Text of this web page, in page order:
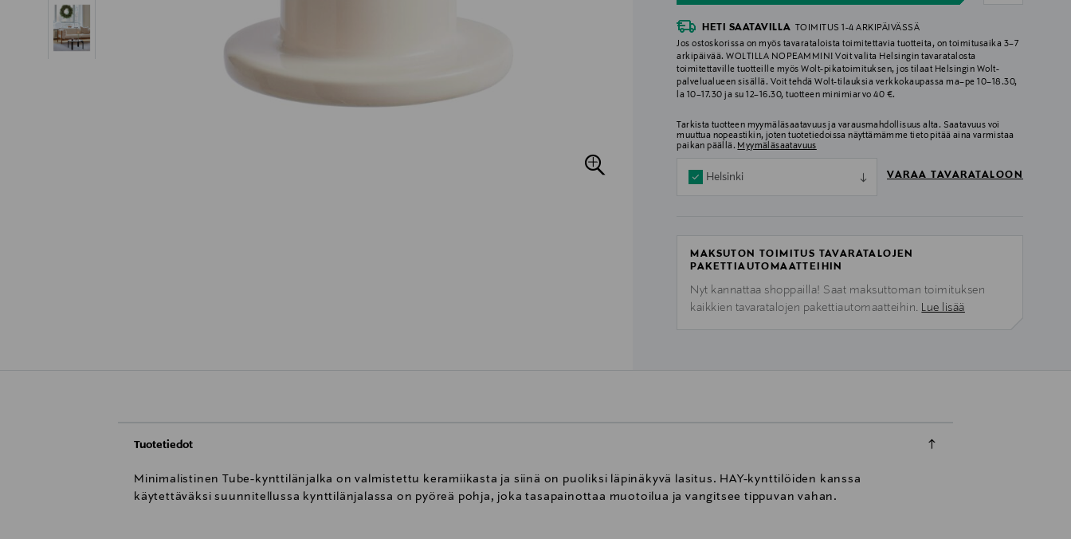
HETI SAATAVILLA
TOIMITUS 1-4 ARKIPÄIVÄSSÄ
Jos ostoskorissa on myös tavarataloista toimitettavia tuotteita, on toimitusaika 3–7
arkipäivää. WOLTILLA NOPEAMMIN! Voit valita Helsingin tavaratalosta
toimitettaville tuotteille myös Wolt-pikatoimituksen, jos tilaat Helsingin Wolt-
palvelualueen sisällä. Voit tehdä Wolt-tilauksia verkkokaupassa ma–pe 10–18.30,
la 10–17.30 ja su 12–16.30, tuotteen minimiarvo 40 €.
Tarkista tuotteen myymäläsaatavuus ja varausmahdollisuus alta. Saatavuus voi
muuttua nopeastikin, joten tuotetiedoissa näyttämämme tieto pitää aina varmistaa
paikan päällä. Myymäläsaatavuus
Helsinki VARAA TAVARATALOON
MAKSUTON TOIMITUS TAVARATALOJEN
PAKETTIAUTOMAATTEIHIN
Nyt kannattaa shoppailla! Saat maksuttoman toimituksen
kaikkien tavaratalojen pakettiautomaatteihin. Lue lisää
Tuotetiedot
Minimalistinen Tube-kynttilänjalka on valmistettu keramiikasta ja siinä on puoliksi läpinäkyvä lasitus. HAY-kynttilöiden kanssa
käytettäväksi suunnitellussa kynttilänjalassa on pyöreä pohja, joka tasapainottaa muotoilua ja vangitsee tippuvan vahan.